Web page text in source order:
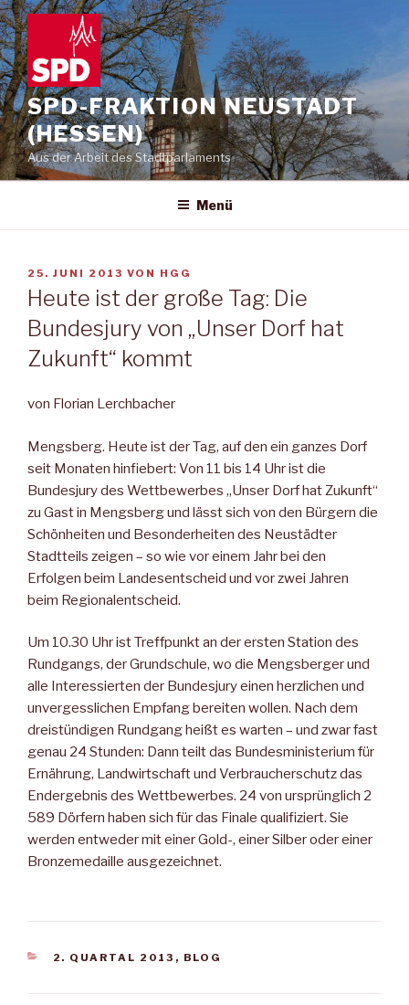
Zum
Inhalt
springen
SPD-FRAKTION NEUSTADT
(HESSEN)
Aus der Arbeit des Stadtparlaments
Menü
VERÖFFENTLICHT
AM
25. JUNI 2013 VON HGG
Heute ist der große Tag: Die
Bundesjury von „Unser Dorf hat
Zukunft“ kommt
von Florian Lerchbacher
Mengsberg. Heute ist der Tag, auf den ein ganzes Dorf
seit Mo­naten hinfiebert: Von 11 bis 14 Uhr ist die
Bundesjury des Wett­bewerbes „Unser Dorf hat Zu­kunft“
zu Gast in Mengsberg und lässt sich von den Bürgern die
Schönheiten und Besonder­heiten des Neustädter
Stadtteils zeigen – so wie vor einem Jahr bei den
Erfolgen beim Landes­entscheid und vor zwei Jahren
beim Regionalentscheid.
Um 10.30 Uhr ist Treffpunkt an der ersten Station des
Rund­gangs, der Grundschule, wo die Mengsberger und
alle Interes­sierten der Bundesjury einen herzlichen und
unvergesslichen Empfang bereiten wollen. Nach dem
dreistündigen Rundgang heißt es warten – und zwar fast
genau 24 Stunden: Dann teilt das Bundesministerium für
Er­nährung, Landwirtschaft und Verbraucherschutz das
End­ergebnis des Wettbewerbes. 24 von ursprünglich 2
589 Dörfern haben sich für das Finale qua­lifiziert. Sie
werden entweder mit einer Gold-, einer Silber­ oder einer
Bronzemedaille aus­gezeichnet.
KATEGORIEN
2. QUARTAL 2013 , BLOG